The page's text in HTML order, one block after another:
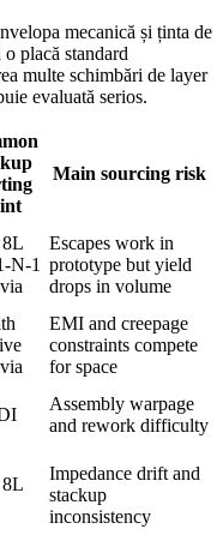
mecanică și ținta de
placă standard
multe schimbări de layer
evaluată serios.
Main sourcing risk
N-1
Escapes work in
prototype but yield
drops in volume
EMI and creepage
constraints compete
for space
Assembly warpage
and rework difficulty
Impedance drift and
stackup
inconsistency